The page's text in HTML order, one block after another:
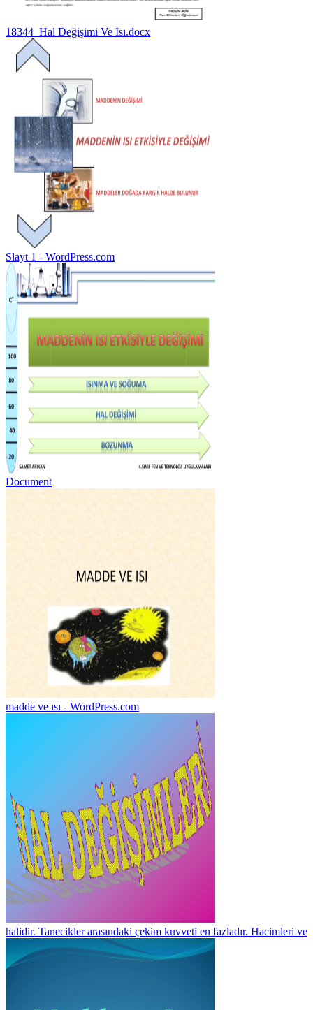
18344_Hal Değişimi Ve Isı.docx
Slayt 1 - WordPress.com
Document
madde ve ısı - WordPress.com
halidir. Tanecikler arasındaki çekim kuvveti en fazladır. Hacimleri ve